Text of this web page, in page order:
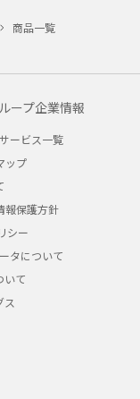
商品一覧
ープ企業情報
ービス一覧
ップ
報保護方針
シー
タについて
いて
ス